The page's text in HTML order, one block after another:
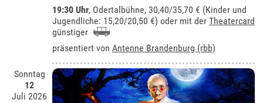
19:30 Uhr, Odertalbühne, 30,40/35,70 € (Kinder und
Jugendliche: 15,20/20,50 €) oder mit derTheatercard
günstiger
präsentiert vonAntenne Brandenburg (rbb)
Sonntag
12
Juli 2026